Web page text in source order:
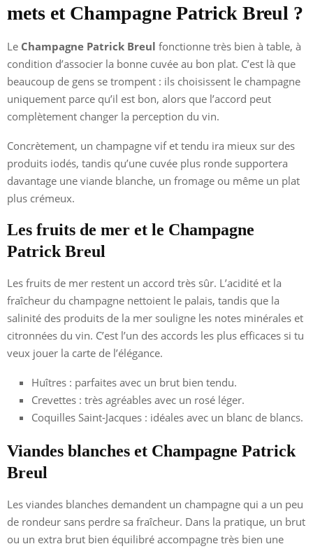
mets et Champagne Patrick Breul ?
Le Champagne Patrick Breul fonctionne très bien à table, à
condition d’associer la bonne cuvée au bon plat. C’est là que
beaucoup de gens se trompent : ils choisissent le champagne
uniquement parce qu’il est bon, alors que l’accord peut
complètement changer la perception du vin.
Concrètement, un champagne vif et tendu ira mieux sur des
produits iodés, tandis qu’une cuvée plus ronde supportera
davantage une viande blanche, un fromage ou même un plat
plus crémeux.
Les fruits de mer et le Champagne
Patrick Breul
Les fruits de mer restent un accord très sûr. L’acidité et la
fraîcheur du champagne nettoient le palais, tandis que la
salinité des produits de la mer souligne les notes minérales et
citronnées du vin. C’est l’un des accords les plus efficaces si tu
veux jouer la carte de l’élégance.
Huîtres : parfaites avec un brut bien tendu.
Crevettes : très agréables avec un rosé léger.
Coquilles Saint-Jacques : idéales avec un blanc de blancs.
Viandes blanches et Champagne Patrick
Breul
Les viandes blanches demandent un champagne qui a un peu
de rondeur sans perdre sa fraîcheur. Dans la pratique, un brut
ou un extra brut bien équilibré accompagne très bien une